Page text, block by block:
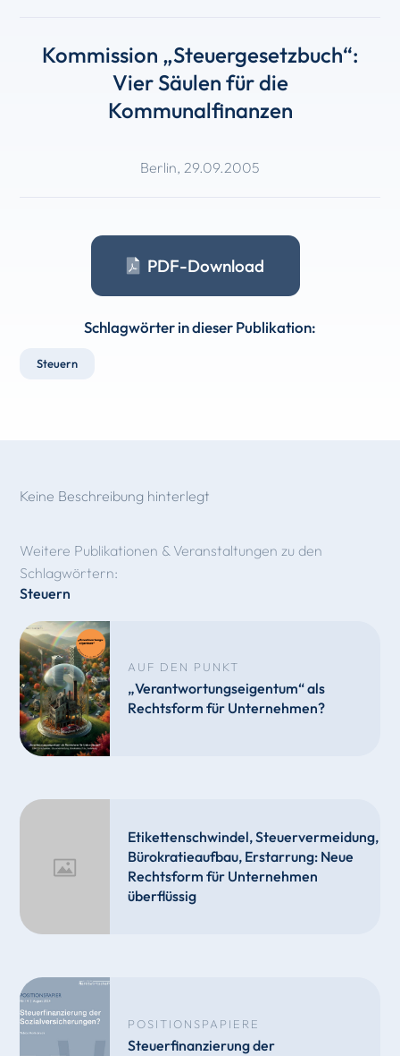
Kommission „Steuergesetzbuch“:
Vier Säulen für die
Kommunalfinanzen
Berlin, 29.09.2005
PDF-Download
Schlagwörter in dieser Publikation:
Steuern
Keine Beschreibung hinterlegt
Weitere Publikationen & Veranstaltungen zu den
Schlagwörtern:
Steuern
AUF DEN PUNKT
„Verantwortungseigentum“ als
Rechtsform für Unternehmen?
Etikettenschwindel, Steuervermeidung,
Bürokratieaufbau, Erstarrung: Neue
Rechtsform für Unternehmen
überflüssig
POSITIONSPAPIERE
Steuerfinanzierung der